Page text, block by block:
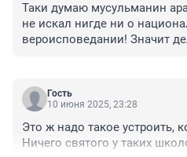
Таки думаю мусульманин
не искал нигде ни о
вероисповедании! Значит
Гость
10 июня 2025, 23:28
Это ж надо такое устроить,
Ничего святого у таких